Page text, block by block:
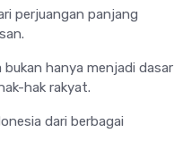
perjuangan panjang
hanya menjadi dasar
hak rakyat.
dari berbagai